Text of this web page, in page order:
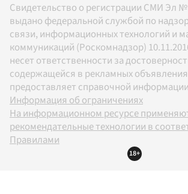
Свидетельство о регистрации СМИ Эл
выдано федеральной службой по
связи, информационных технологий и
коммуникаций (Роскомнадзор)
несет ответственности за
содержащейся в рекламных
предоставляет справочной
Информация об ограничениях
На информационном ресурсе
рекомендательные технологии в
Правилами
18+